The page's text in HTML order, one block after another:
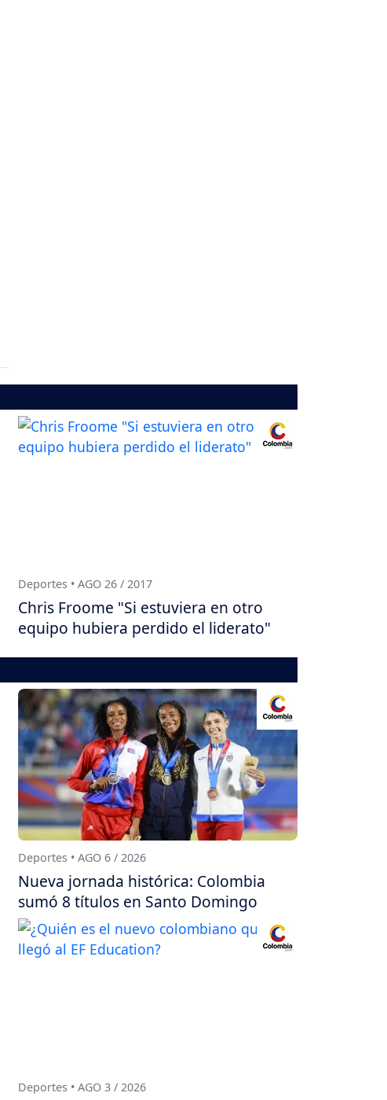
Deportes • AGO 26 / 2017
Chris Froome "Si estuviera en otro
equipo hubiera perdido el liderato"
Deportes • AGO 6 / 2026
Nueva jornada histórica: Colombia
sumó 8 títulos en Santo Domingo
Deportes • AGO 3 / 2026